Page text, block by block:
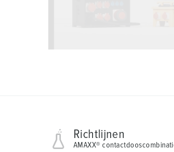
Richtlijnen
AMAXX®